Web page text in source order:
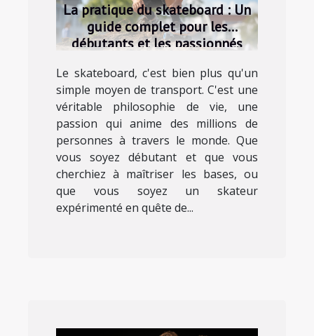
La pratique du skateboard : Un
guide complet pour les
débutants et les passionnés
Le skateboard, c'est bien plus qu'un
simple moyen de transport. C'est une
véritable philosophie de vie, une
passion qui anime des millions de
personnes à travers le monde. Que
vous soyez débutant et que vous
cherchiez à maîtriser les bases, ou
que vous soyez un skateur
expérimenté en quête de...